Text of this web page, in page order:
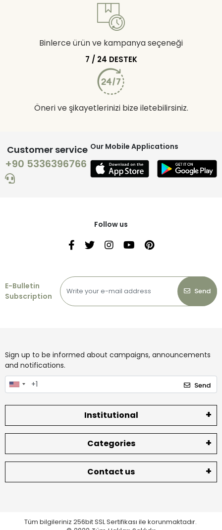
Binlerce ürün ve kampanya seçeneği
7 / 24 DESTEK
Öneri ve şikayetlerinizi bize iletebilirsiniz.
Customer service
+90 5336396766
Our Mobile Applications
Follow us
E-Bulletin
Subscription
Send
Sign up to be informed about campaigns, announcements
and notifications.
Send
Institutional
Categories
Contact us
Tüm bilgileriniz 256bit SSL Sertifikası ile korunmaktadır.